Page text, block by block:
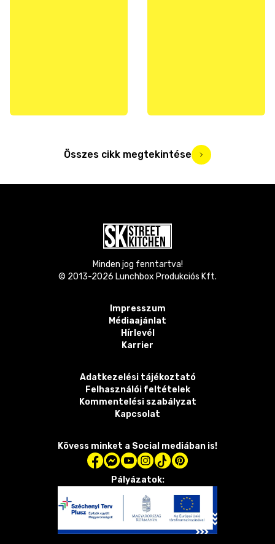
Összes cikk megtekintése
Minden jog fenntartva!
© 2013-2026 Lunchbox Produkciós Kft.
Impresszum
Médiaajánlat
Hírlevél
Karrier
Adatkezelési tájékoztató
Felhasználói feltételek
Kommentelési szabályzat
Kapcsolat
Kövess minket a Social mediában is!
Pályázatok: